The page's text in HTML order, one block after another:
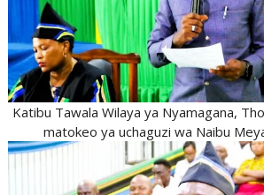
Katibu Tawala Wilaya ya Nyamagana,
matokeo ya uchaguzi wa Naibu